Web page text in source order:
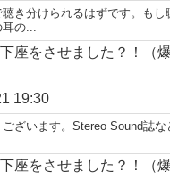
き分けられるはずです。もし
の...
座をさせました？！（爆
19:30
ざいます。Stereo Sound誌
座をさせました？！（爆